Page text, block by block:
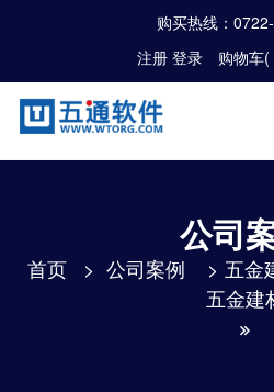
购买热线：
注册 登录 购物车(
公司
首页> 公司案例 > 五金
五金建